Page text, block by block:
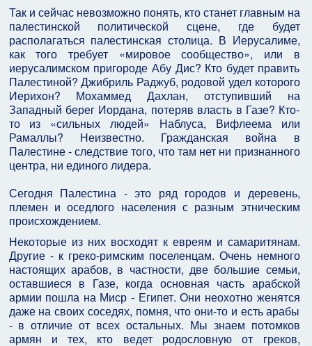
Так и сейчас невозможно понять, кто станет главным на
палестинской политической сцене, где будет
располагаться палестинская столица. В Иерусалиме,
как того требует «мировое сообщество», или в
иерусалимском пригороде Абу Дис? Кто будет править
Палестиной? Джибриль Раджуб, родовой удел которого
Иерихон? Мохаммед Дахлан, отступивший на
Западный берег Иордана, потеряв власть в Газе? Кто-
то из «сильных людей» Наблуса, Вифлеема или
Рамаллы? Неизвестно. Гражданская война в
Палестине - следствие того, что там нет ни признанного
центра, ни единого лидера.
Сегодня Палестина - это ряд городов и деревень,
племен и оседлого населения с разным этническим
происхождением.
Некоторые из них восходят к евреям и самаритянам.
Другие - к греко-римским поселенцам. Очень немного
настоящих арабов, в частности, две большие семьи,
оставшиеся в Газе, когда основная часть арабской
армии пошла на Миср - Египет. Они неохотно женятся
даже на своих соседях, помня, что они-то и есть арабы
- в отличие от всех остальных. Мы знаем потомков
армян и тех, кто ведет родословную от греков,